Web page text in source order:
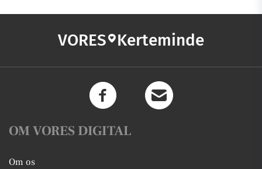
VORES Kerteminde
OM VORES DIGITAL
Om os